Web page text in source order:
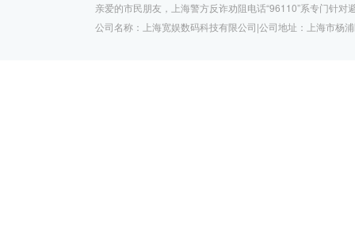
亲爱的市民朋友，上海警方反诈劝阻电话“96110”系专门针
公司名称：上海宽娱数码科技有限公司|公司地址：上海市杨